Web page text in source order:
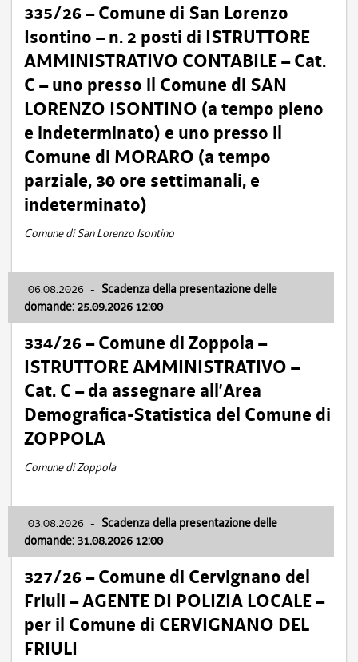
335/26 – Comune di San Lorenzo
Isontino – n. 2 posti di ISTRUTTORE
AMMINISTRATIVO CONTABILE – Cat.
C – uno presso il Comune di SAN
LORENZO ISONTINO (a tempo pieno
e indeterminato) e uno presso il
Comune di MORARO (a tempo
parziale, 30 ore settimanali, e
indeterminato)
Comune di San Lorenzo Isontino
06.08.2026 - Scadenza della presentazione delle
domande: 25.09.2026 12:00
334/26 – Comune di Zoppola –
ISTRUTTORE AMMINISTRATIVO –
Cat. C – da assegnare all’Area
Demografica-Statistica del Comune di
ZOPPOLA
Comune di Zoppola
03.08.2026 - Scadenza della presentazione delle
domande: 31.08.2026 12:00
327/26 – Comune di Cervignano del
Friuli – AGENTE DI POLIZIA LOCALE –
per il Comune di CERVIGNANO DEL
FRIULI